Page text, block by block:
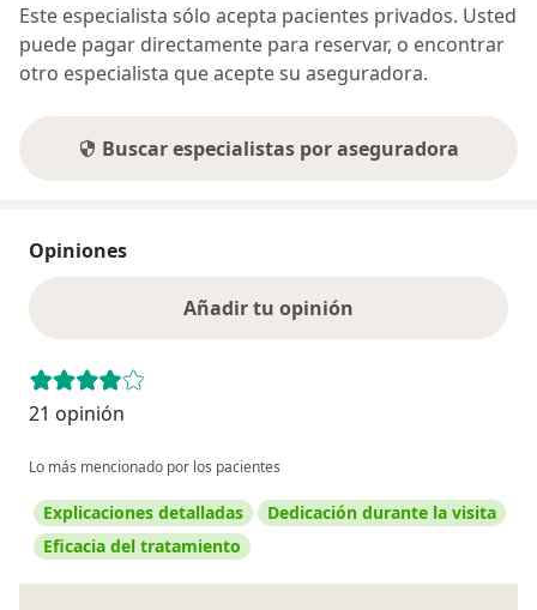
Este especialista sólo acepta pacientes privados. Usted
puede pagar directamente para reservar, o encontrar
otro especialista que acepte su aseguradora.
Buscar especialistas por aseguradora
Opiniones
Añadir tu opinión
21 opinión
Lo más mencionado por los pacientes
Explicaciones detalladas
Dedicación durante la visita
Eficacia del tratamiento